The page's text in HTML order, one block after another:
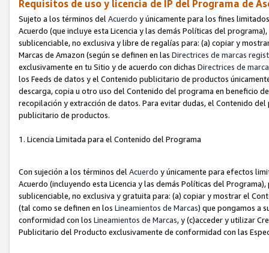
Requisitos de uso y licencia de IP del Programa de
Sujeto a los términos del Acuerdo y únicamente para los fines
Acuerdo (que incluye esta Licencia y las demás Políticas del
sublicenciable, no exclusiva y libre de regalías para: (a) copiar y
Marcas de Amazon (según se definen en las Directrices de marcas
exclusivamente en tu Sitio y de acuerdo con dichas Directrices de
los Feeds de datos y el Contenido publicitario de productos
descarga, copia u otro uso del Contenido del programa en beneficio
recopilación y extracción de datos. Para evitar dudas, el Contenido
publicitario de productos.
1. Licencia Limitada para el Contenido del Programa
Con sujeción a los términos del Acuerdo y únicamente para efectos
Acuerdo (incluyendo esta Licencia y las demás Políticas del
sublicenciable, no exclusiva y gratuita para: (a) copiar y mostrar el
(tal como se definen en los Lineamientos de Marcas) que pongamos a
conformidad con los Lineamientos de Marcas, y (c)acceder y utilizar
Publicitario del Producto exclusivamente de conformidad con las